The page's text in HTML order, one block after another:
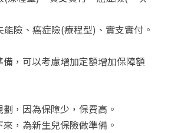
險、癌症險(療程型)、實支實付。
，可以考慮增加定額增加保障額
，因為保障少，保費高。
，為新生兒保險做準備。